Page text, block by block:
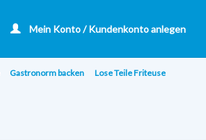
Mein Konto / Kundenkonto anlegen
Gastronorm backen Lose Teile Friteuse